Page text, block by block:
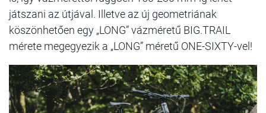
játszani az útjával. Illetve az új geometriának
köszönhetően egy „LONG” vázméretű BIG.TRAIL
mérete megegyezik a „LONG” méretű ONE-SIXTY-vel!